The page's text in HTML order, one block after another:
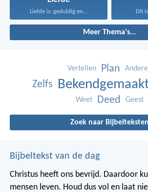
Liefde is: geduldig en... Dit
Meer Thema's...
Vertellen Plan
Zelfs
Weet Deed Geest
Zoek naar Bijbelteksten
Bijbeltekst van de dag
Christus heeft ons bevrijd. Daardoor
mensen leven. Houd dus vol en laat